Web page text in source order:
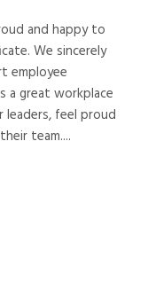
and happy to
We sincerely
employee
a great workplace
leaders, feel proud
team....